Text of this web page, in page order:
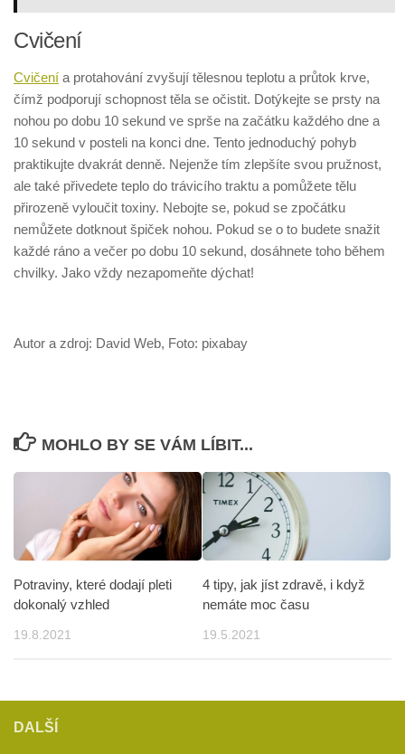
Cvičení
Cvičení a protahování zvyšují tělesnou teplotu a průtok krve,
čímž podporují schopnost těla se očistit. Dotýkejte se prsty na
nohou po dobu 10 sekund ve sprše na začátku každého dne a
10 sekund v posteli na konci dne. Tento jednoduchý pohyb
praktikujte dvakrát denně. Nejenže tím zlepšíte svou pružnost,
ale také přivedete teplo do trávicího traktu a pomůžete tělu
přirozeně vyloučit toxiny. Nebojte se, pokud se zpočátku
nemůžete dotknout špiček nohou. Pokud se o to budete snažit
každé ráno a večer po dobu 10 sekund, dosáhnete toho během
chvilky. Jako vždy nezapomeňte dýchat!
Autor a zdroj: David Web, Foto: pixabay
MOHLO BY SE VÁM LÍBIT...
Potraviny, které dodají pleti
dokonalý vzhled
19.8.2021
4 tipy, jak jíst zdravě, i když
nemáte moc času
19.5.2021
DALŠÍ